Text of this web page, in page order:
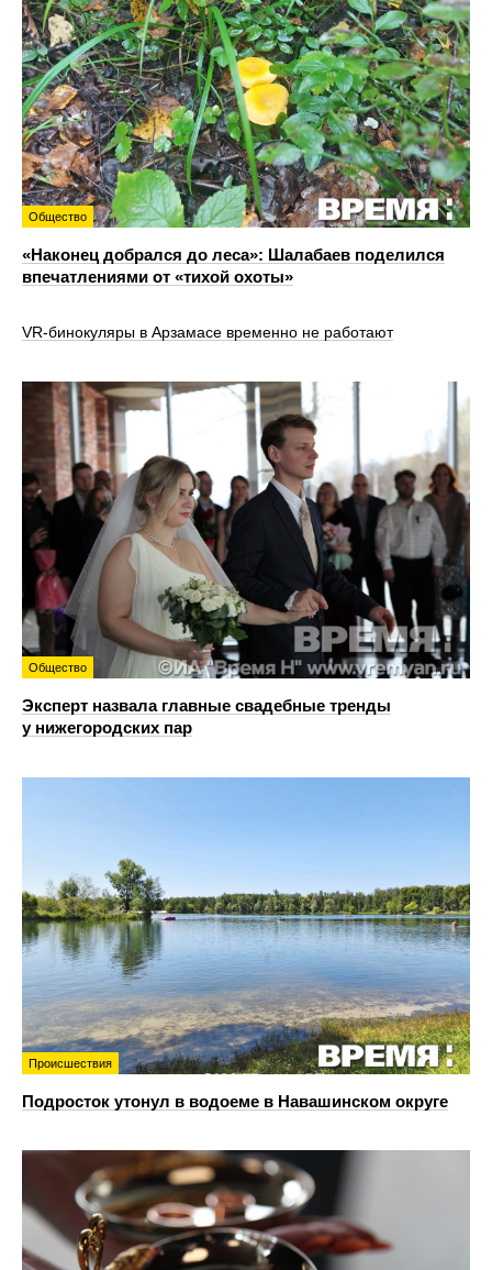
Общество
«Наконец добрался до леса»: Шалабаев поделился
впечатлениями от «тихой охоты»
VR‑бинокуляры в Арзамасе временно не работают
Общество
Эксперт назвала главные свадебные тренды
у нижегородских пар
Происшествия
Подросток утонул в водоеме в Навашинском округе